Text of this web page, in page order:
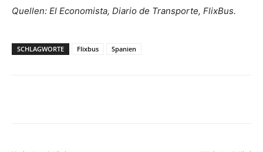
Quellen: El Economista, Diario de Transporte, FlixBus.
SCHLAGWORTE Flixbus Spanien